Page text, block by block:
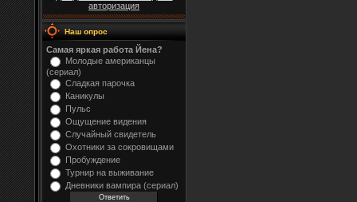
авторизация
Наш опрос
Самая яркая работа Йена?
Молодые американцы
(сериал)
Сладкая парочка
Каникулы
Пульс
Ощущение видения
Случайный свидетель
Охотники за сокровищами
Пробуждение
Турнир на выживание
Дневники вампира (сериал)